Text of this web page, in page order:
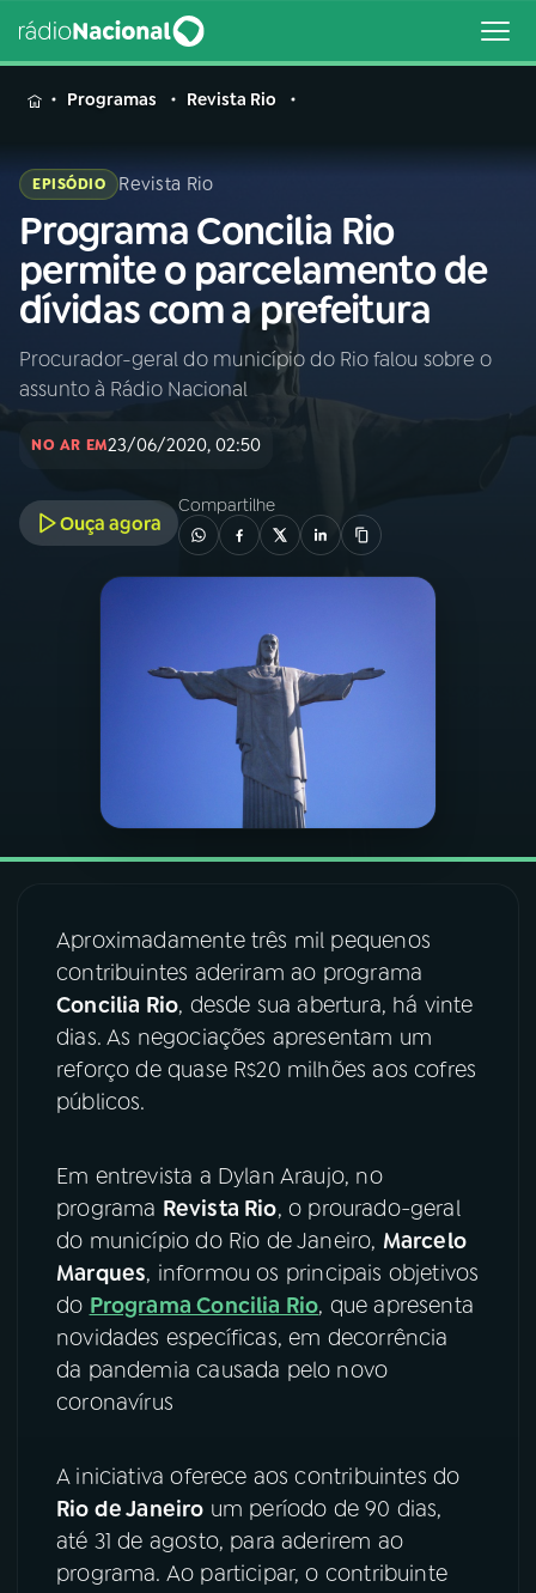
MENU
Buscar
na
Rádio
Nacional
Buscar
AO VIVO
INÍCIO
A RÁDIO
PROGRAMAÇÃO
PROGRAMAS
VIDEOCASTS
ACOMPANHE A RÁDIO NACIONAL
Instagram X
TikTok
Programas Revista Rio
EPISÓDIO Revista Rio
Programa Concilia Rio
permite o parcelamento de
dívidas com a prefeitura
Procurador-geral do município do Rio falou sobre o
assunto à Rádio Nacional
NO AR EM23/06/2020, 02:50
Ouça agora
Compartilhe
Aproximadamente três mil pequenos
contribuintes aderiram ao programa
Concilia Rio, desde sua abertura, há vinte
dias. As negociações apresentam um
reforço de quase R$20 milhões aos cofres
públicos.
Em entrevista a Dylan Araujo, no
programa Revista Rio, o prourado-geral
do município do Rio de Janeiro, Marcelo
Marques, informou os principais objetivos
do Programa Concilia Rio, que apresenta
novidades específicas, em decorrência
da pandemia causada pelo novo
coronavírus
A iniciativa oferece aos contribuintes do
Rio de Janeiro um período de 90 dias,
até 31 de agosto, para aderirem ao
programa. Ao participar, o contribuinte